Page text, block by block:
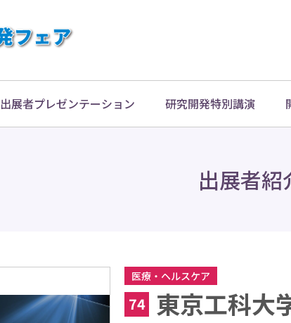
出展者プレゼンテーション 研究開発特別講演
出展者紹
医療・ヘルスケア
74 東京工科大